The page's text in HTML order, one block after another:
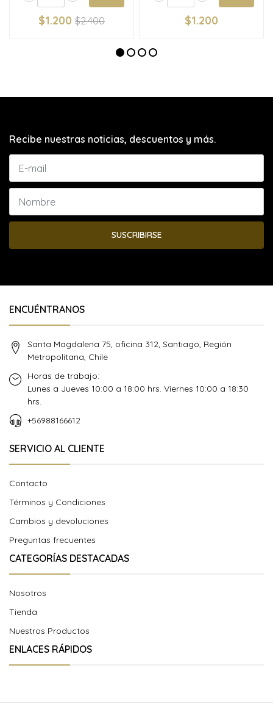
$1.200 $2.400 $1.200
Recibe nuestras noticias, descuentos y más.
SUSCRIBIRSE
ENCUÉNTRANOS
Santa Magdalena 75, oficina 312, Santiago, Región
Metropolitana, Chile
Horas de trabajo:
Lunes a Jueves 10:00 a 18:00 hrs. Viernes 10:00 a 18:30
hrs.
+56988166612
SERVICIO AL CLIENTE
Contacto
Términos y Condiciones
Cambios y devoluciones
Preguntas frecuentes
CATEGORÍAS DESTACADAS
Nosotros
Tienda
Nuestros Productos
ENLACES RÁPIDOS